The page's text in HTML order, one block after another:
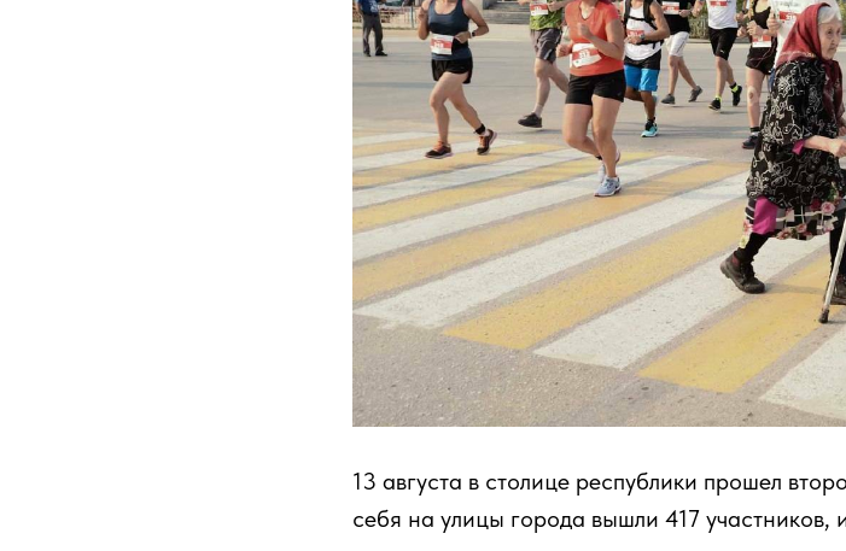
13 августа в столице республики прошел
себя на улицы города вышли 417 участников,